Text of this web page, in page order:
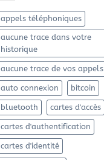
appels téléphoniques
aucune trace dans votre
historique
aucune trace de vos appels
auto connexion bitcoin
bluetooth cartes d'accès
cartes d'authentification
cartes d'identité